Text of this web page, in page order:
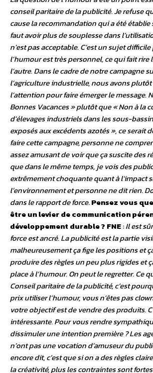
conseil paritaire de la publicité. Je refuse
cause la recommandation qui a été établie
faut avoir plus de souplesse dans
n’est pas acceptable. C’est un sujet
l’humour est très personnel, ce qui fait rire
l’autre. Dans le cadre de notre campagne
l’agriculture industrielle, nous avons
l’attention pour faire émerger le message.
Bonnes Vacances » plutôt que « Non à la
d’élevages industriels dans les sous-
exposés aux excédents azotés », ce serait
faire cette campagne, personne ne
assez amusant de voir que ça suscite des
que dans le même temps, je vois des
extrêmement choquante quant à l’impact
l’environnement et personne ne dit rien.
dans le rapport de force.Pensez vous
être un levier de communication
développement durable ? FNE:Il est
force est ancré. La publicité est la partie
malheureusement ça fige les positions et
produire des règles un peu plus rigides et
place à l’humour. On peut le regretter. Ce
Conseil paritaire de la publicité, c’est
prix utiliser l’humour, vous n’êtes pas
votre objectif est de vendre des produits.
intéressante. Pour vous rendre
dissimuler une intention première ? Les
n’ont pas une vocation d’amuseur du
encore dit, c’est que si on a des règles
la créativité, plus les contraintes sont